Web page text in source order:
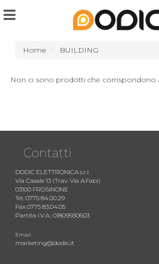
Home BUILDING
Non ci sono prodotti che corrispondono
Contatti
DODIC ELETTRONICA s.r.l.
Via Casale 13 (Trav. Via A.Fabi)
03100 FROSINONE
Tel. 0775 84.00.29
Fax 0775 83.04.05
Partita I.V.A.: 01809930603
Email:
marketing@dodic.it